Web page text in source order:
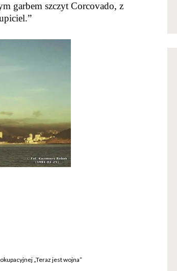
garbem szczyt Corcovado, z
„Teraz jest wojna”